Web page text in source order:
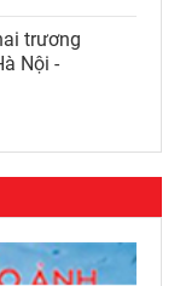
trương
Nội -